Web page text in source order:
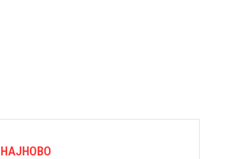
НАЈНОВО